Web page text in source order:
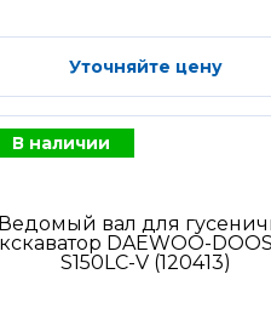
Уточняйте цену
В наличии